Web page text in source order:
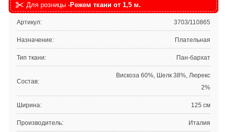
Для розницы -Режем ткани от 1,5 м.
Артикул: 3703/110865
Назначение: Плательная
Тип ткани: Пан-бархат
Состав:
Вискоза 60%, Шелк 38%, Люрекс
2%
Ширина: 125 см
Производитель: Италия